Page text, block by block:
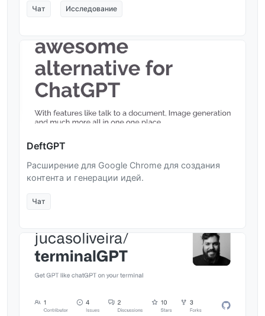
Чат Исследование
DeftGPT
Расширение для Google Chrome для создания
контента и генерации идей.
Чат